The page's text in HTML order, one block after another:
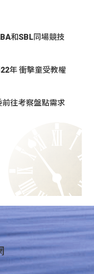
和SBL同場競技
年 衝擊童受教權
往考察盤點需求